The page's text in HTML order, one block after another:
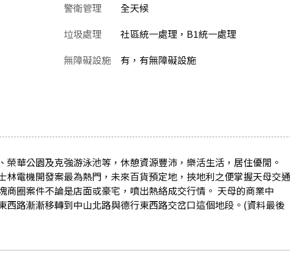
警衛管理
全天候
垃圾處理
社區統一處理，B1統一處理
無障礙設施
有，有無障礙設施
華公園及克強游泳池等，休憩資源豐沛，樂活生活，居住優閒。
林電機開發案最為熱門，未來百貨預定地，挾地利之便掌握天母交通
商圈案件不論是店面或豪宅，噴出熱絡成交行情。 天母的商業中
西路漸漸移轉到中山北路與德行東西路交岔口這個地段。(資料最後